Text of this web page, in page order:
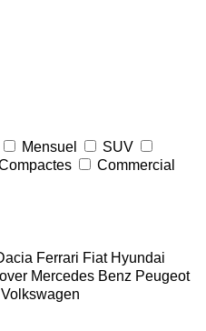
Mensuel
SUV
Commercial
Ferrari Fiat Hyundai
Mercedes Benz Peugeot
Volkswagen